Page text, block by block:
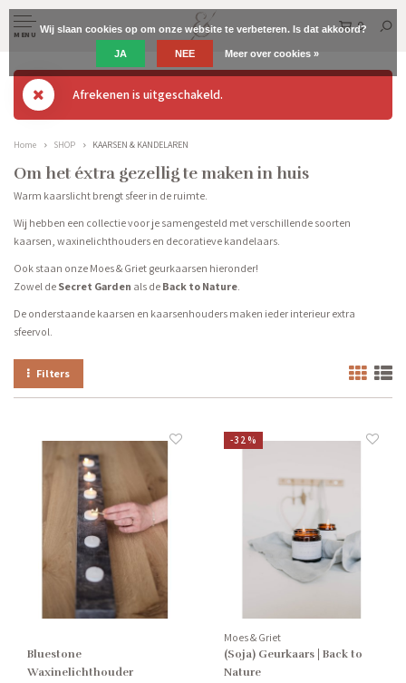
MENU
0
Afrekenen is uitgeschakeld.
Home SHOP KAARSEN & KANDELAREN
Om het éxtra gezellig te maken in huis
Warm kaarslicht brengt sfeer in de ruimte.
Wij hebben een collectie voor je samengesteld met verschillende soorten
kaarsen, waxinelichthouders en decoratieve kandelaars.
Ook staan onze Moes & Griet geurkaarsen hieronder!
Zowel de Secret Garden als de Back to Nature.
De onderstaande kaarsen en kaarsenhouders maken ieder interieur extra
sfeervol.
Filters
Bluestone
Waxinelichthouder
-32%
Moes & Griet
(Soja) Geurkaars | Back to
Nature
Wij slaan cookies op om onze website te verbeteren. Is dat akkoord?
JA NEE Meer over cookies »